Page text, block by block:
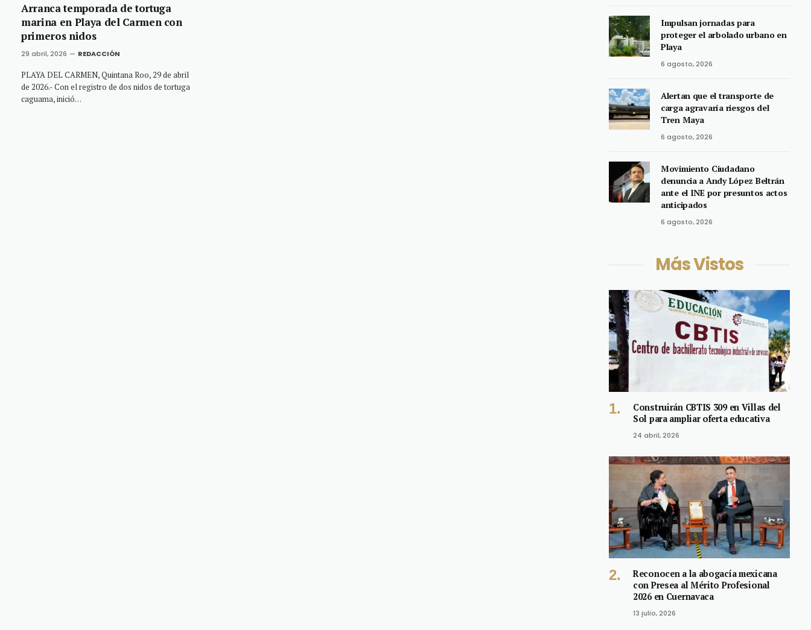
Arranca temporada de tortuga
marina en Playa del Carmen con
primeros nidos
29 abril, 2026 REDACCIÓN
PLAYA DEL CARMEN, Quintana Roo, 29 de abril
de 2026.- Con el registro de dos nidos de tortuga
caguama, inició…
Impulsan jornadas para
proteger el arbolado urbano en
Playa
6 agosto, 2026
Alertan que el transporte de
carga agravaría riesgos del
Tren Maya
6 agosto, 2026
Movimiento Ciudadano
denuncia a Andy López Beltrán
ante el INE por presuntos actos
anticipados
6 agosto, 2026
Más Vistos
Construirán CBTIS 309 en Villas del
Sol para ampliar oferta educativa
24 abril, 2026
Reconocen a la abogacía mexicana
con Presea al Mérito Profesional
2026 en Cuernavaca
13 julio, 2026